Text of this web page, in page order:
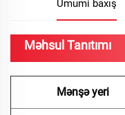
Ümumi baxış
Məhsul Tanıtımı
Mənşə yeri